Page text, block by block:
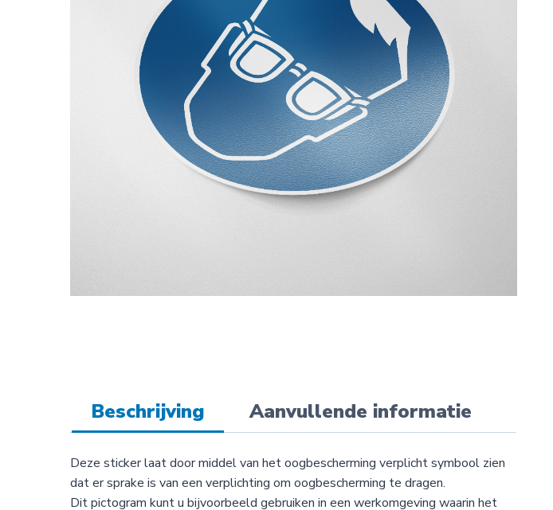
Beschrijving Aanvullende informatie
Deze sticker laat door middel van het oogbescherming verplicht symbool zien
dat er sprake is van een verplichting om oogbescherming te dragen.
Dit pictogram kunt u bijvoorbeeld gebruiken in een werkomgeving waarin het